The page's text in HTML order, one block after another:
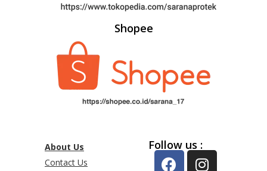
Shopee
About Us
Contact Us
Follow us :